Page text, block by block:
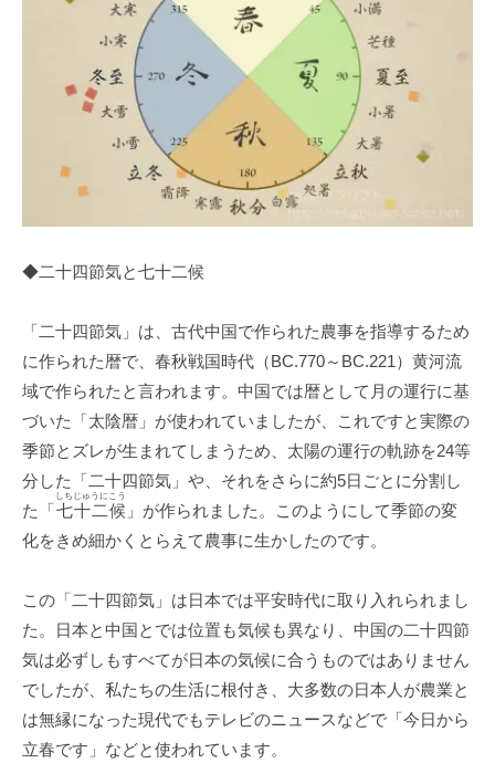
◆二十四節気と七十二候
「二十四節気」は、古代中国で作られた農事を指導するため
に作られた暦で、春秋戦国時代（BC.770～BC.221）黄河流
域で作られたと言われます。中国では暦として月の運行に基
づいた「太陰暦」が使われていましたが、これですと実際の
季節とズレが生まれてしまうため、太陽の運行の軌跡を24等
分した「二十四節気」や、それをさらに約5日ごとに分割し
た「七十二候
しちじゅうにこう
」が作られました。このようにして季節の変
化をきめ細かくとらえて農事に生かしたのです。
この「二十四節気」は日本では平安時代に取り入れられまし
た。日本と中国とでは位置も気候も異なり、中国の二十四節
気は必ずしもすべてが日本の気候に合うものではありません
でしたが、私たちの生活に根付き、大多数の日本人が農業と
は無縁になった現代でもテレビのニュースなどで「今日から
立春です」などと使われています。